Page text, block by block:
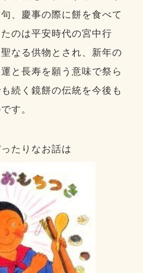
、慶事の際に餅を食べて
のは平安時代の宮中行
なる供物とされ、新年の
と長寿を願う意味で祭ら
続く鏡餅の伝統を今後も
す。
たりなお話は